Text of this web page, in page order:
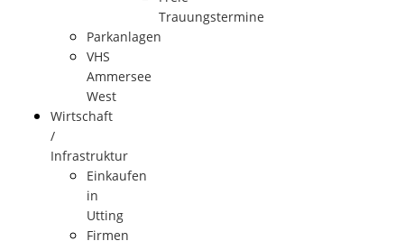
Trauungstermine
Parkanlagen
VHS
Ammersee
West
Wirtschaft
/
Infrastruktur
Einkaufen
in
Utting
Firmen